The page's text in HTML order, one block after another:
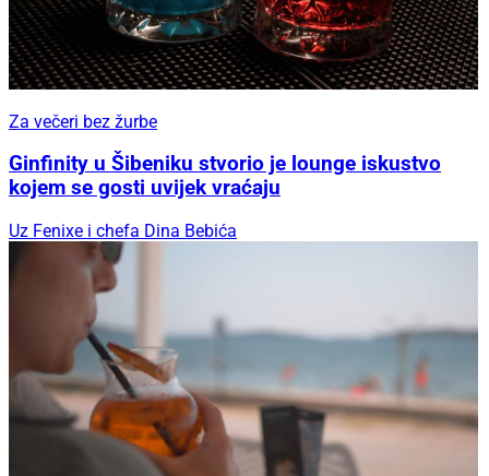
Za večeri bez žurbe
Ginfinity u Šibeniku stvorio je lounge iskustvo
kojem se gosti uvijek vraćaju
Uz Fenixe i chefa Dina Bebića